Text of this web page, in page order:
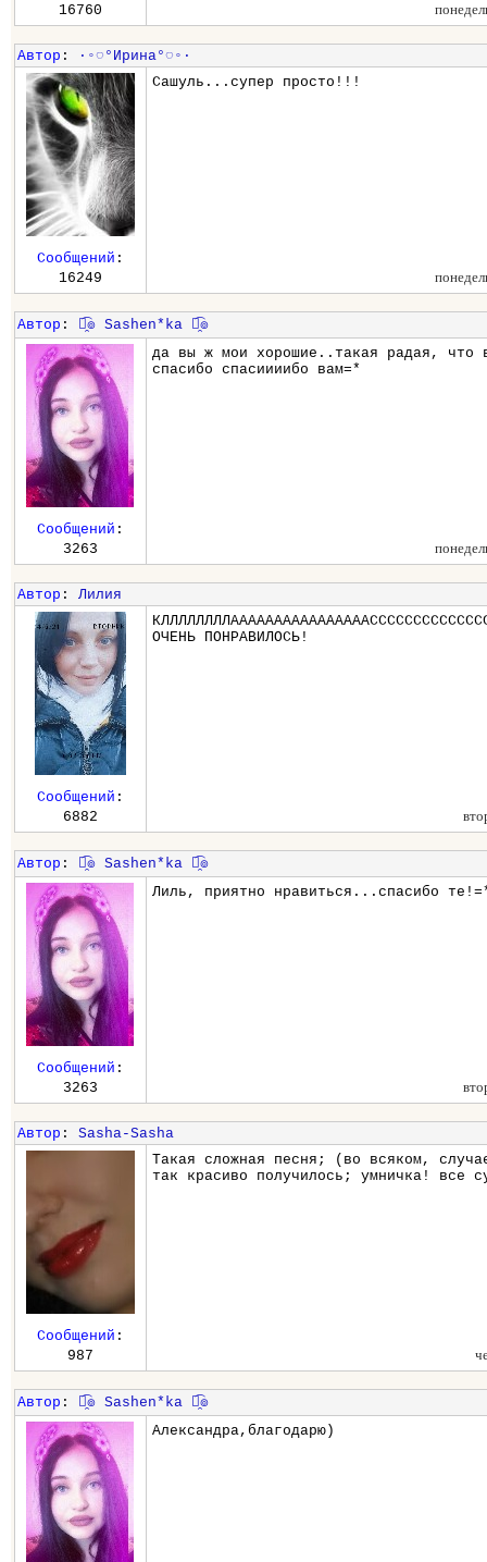
16760
Автор :
∙◦◌°Ирина°◌◦∙
Сашуль...супер просто!!!
Сообщений :
16249
Автор : ๏̯͡๏ Sashen*ka ๏̯͡๏
да вы ж мои хорошие..такая радая, что
спасибо спасиииибо вам=*
Сообщений :
3263
Автор : Лилия
ОЧЕНЬ ПОНРАВИЛОСЬ!
Сообщений :
6882
Автор : ๏̯͡๏ Sashen*ka ๏̯͡๏
Лиль, приятно нравиться...спасибо
Сообщений :
3263
Автор : Sasha-Sasha
Такая сложная песня; (во всяком,
так красиво получилось; умничка! все
Сообщений :
987
Автор : ๏̯͡๏ Sashen*ka ๏̯͡๏
Александра,благодарю)